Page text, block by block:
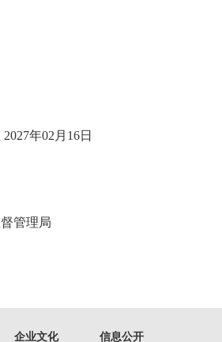
年02月16日
管理局
企业文化 信息公开